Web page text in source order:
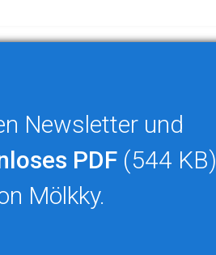
Newsletter und
PDF (544 KB)
Mölkky.